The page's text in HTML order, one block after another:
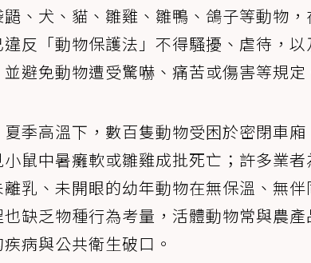
、犬、貓、雛雞、雛鴨、鴿子等動物
反「動物保護法」不得騷擾、虐待，
避免動物遭受驚嚇、痛苦或傷害等規定
季高溫下，數百隻動物受困於密閉車
鼠中暑癱軟或雛雞成批死亡；許多業
乳、未開眼的幼年動物在無保溫、無
缺乏物種行為考量，活體動物常與農
病與公共衛生破口。